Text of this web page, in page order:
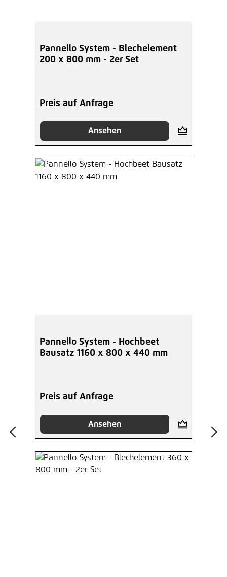
Pannello System - Blechelement
200 x 800 mm - 2er Set
Preis auf Anfrage
Ansehen
Pannello System - Hochbeet
Bausatz 1160 x 800 x 440 mm
Preis auf Anfrage
Ansehen